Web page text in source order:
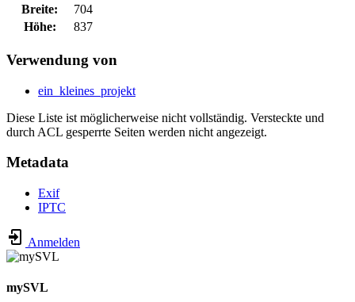
Breite:
704
Höhe:
837
Verwendung von
ein_kleines_projekt
Diese Liste ist möglicherweise nicht vollständig. Versteckte und
durch ACL gesperrte Seiten werden nicht angezeigt.
Metadata
Exif
IPTC
Anmelden
mySVL